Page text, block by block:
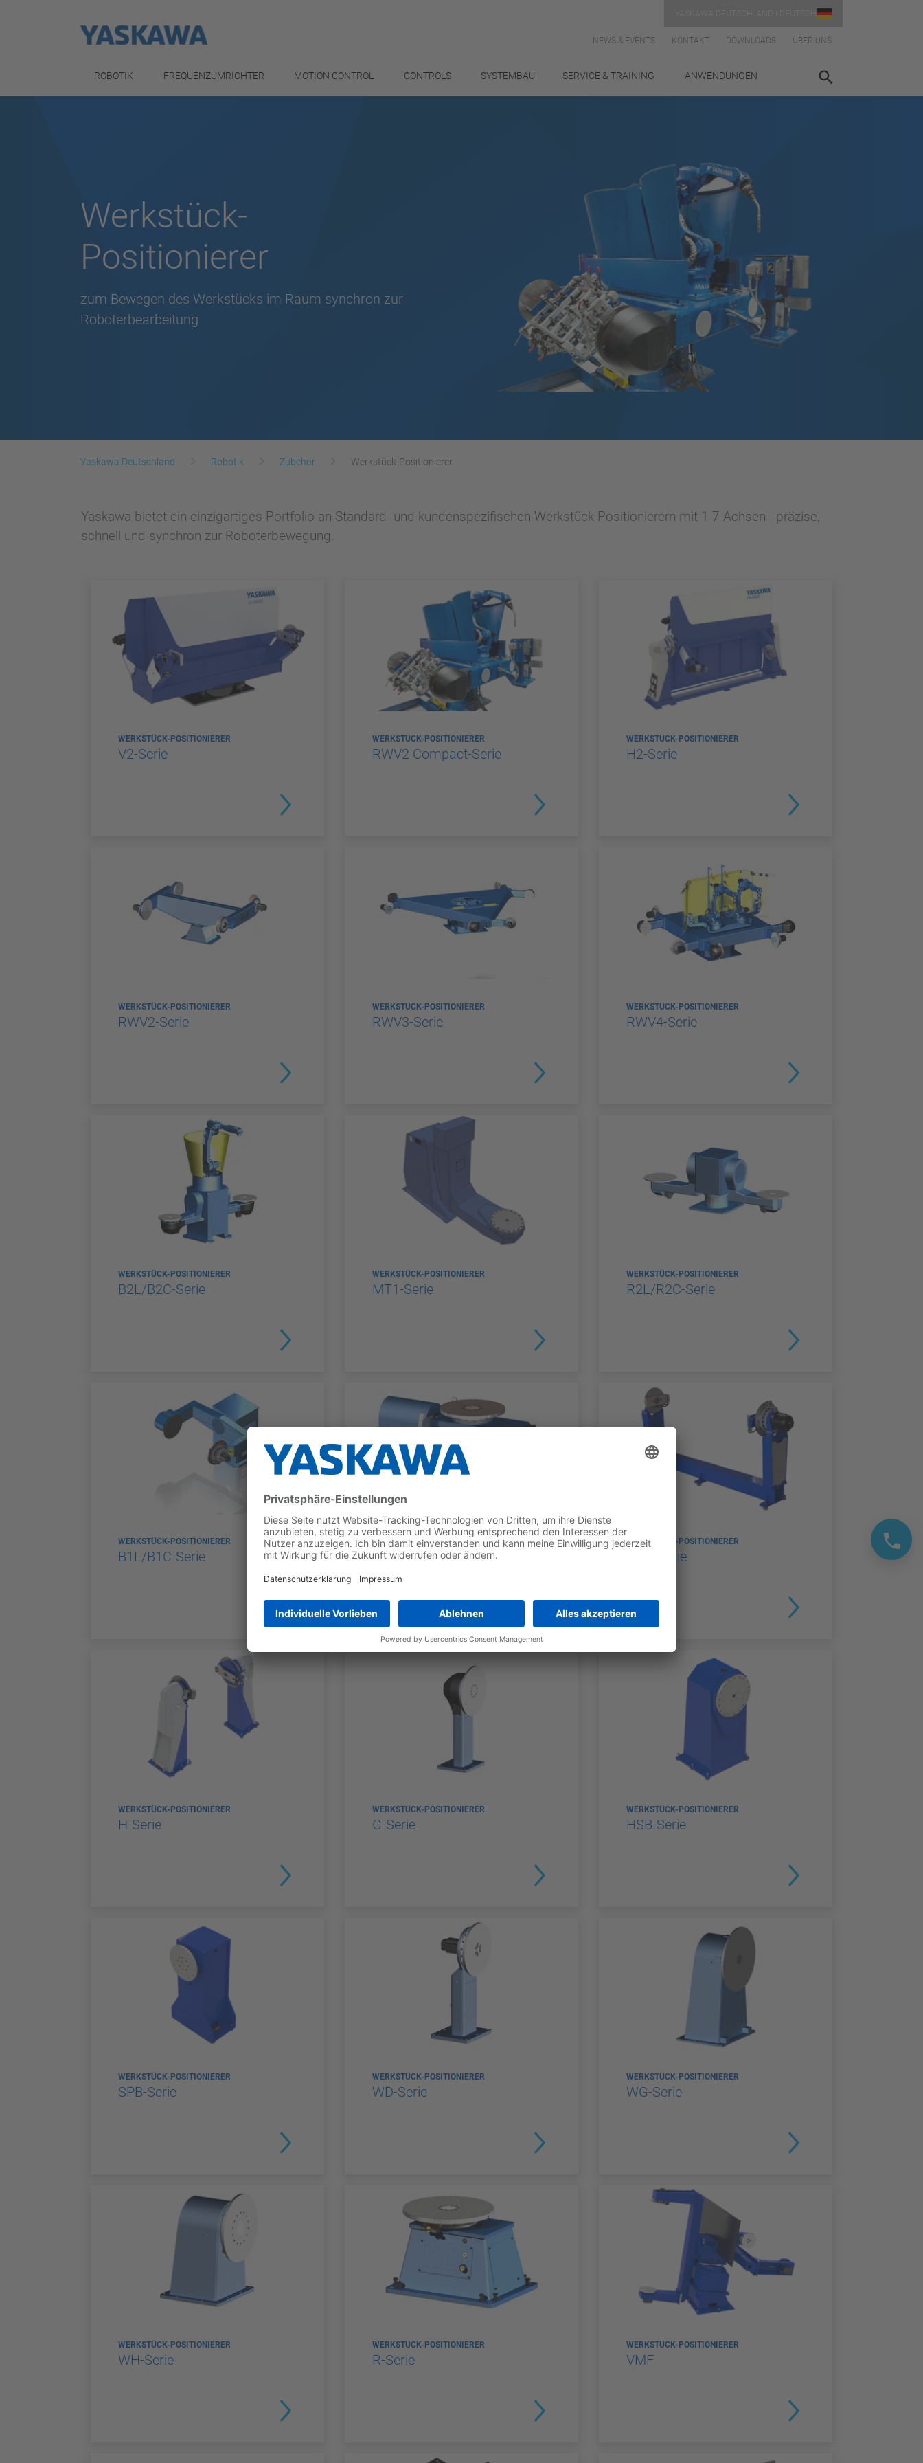
NEWS & EVENTS KONTAKT DOWNLOADS ÜBER UNS
ROBOTIK FREQUENZUMRICHTER MOTION CONTROL CONTROLS SYSTEMBAU SERVICE & TRAINING ANWENDUNGEN
Werkstück-
Positionierer
zum Bewegen des Werkstücks im Raum synchron zur
Roboterbearbeitung
Yaskawa Deutschland Robotik Zubehör Werkstück-Positionierer
Yaskawa bietet ein einzigartiges Portfolio an Standard- und kundenspezifischen Werkstück-Positionierern mit 1-7 Achsen - präzise,
schnell und synchron zur Roboterbewegung.
WERKSTÜCK-POSITIONIERER
V2-Serie
WERKSTÜCK-POSITIONIERER
RWV2 Compact-Serie
WERKSTÜCK-POSITIONIERER
H2-Serie
WERKSTÜCK-POSITIONIERER
RWV2-Serie
WERKSTÜCK-POSITIONIERER
RWV3-Serie
WERKSTÜCK-POSITIONIERER
RWV4-Serie
WERKSTÜCK-POSITIONIERER
B2L/B2C-Serie
WERKSTÜCK-POSITIONIERER
MT1-Serie
WERKSTÜCK-POSITIONIERER
R2L/R2C-Serie
WERKSTÜCK-POSITIONIERER
B1L/B1C-Serie
WERKSTÜCK-POSITIONIERER
DK-Serie
WERKSTÜCK-POSITIONIERER
HTC-Serie
WERKSTÜCK-POSITIONIERER
H-Serie
WERKSTÜCK-POSITIONIERER
G-Serie
WERKSTÜCK-POSITIONIERER
HSB-Serie
WERKSTÜCK-POSITIONIERER
SPB-Serie
WERKSTÜCK-POSITIONIERER
WD-Serie
WERKSTÜCK-POSITIONIERER
WG-Serie
WERKSTÜCK-POSITIONIERER
WH-Serie
WERKSTÜCK-POSITIONIERER
R-Serie
WERKSTÜCK-POSITIONIERER
VMF